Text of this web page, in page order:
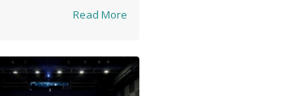
Read More